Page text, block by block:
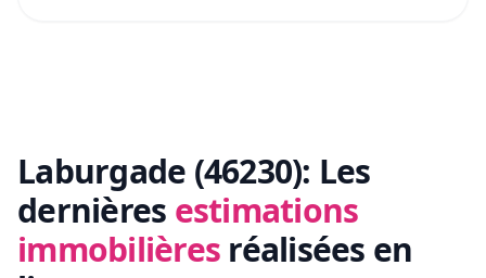
Laburgade (46230): Les
dernières estimations
immobilières réalisées en